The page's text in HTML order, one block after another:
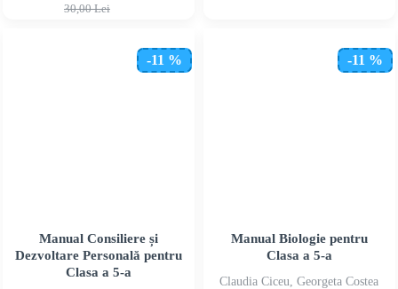
30,00 Lei
-11 %
Manual Consiliere și
Dezvoltare Personală pentru
Clasa a 5-a
-11 %
Claudia Ciceu, Georgeta Costea
Manual Biologie pentru
Clasa a 5-a